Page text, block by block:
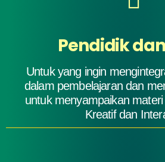
Pendidik
Untuk yang ingin
dalam pembelajaran dan
untuk menyampaikan
Kreatif dan